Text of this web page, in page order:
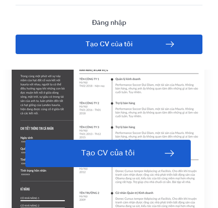
Đăng nhập
Tạo CV của tôi
Tạo CV của tôi